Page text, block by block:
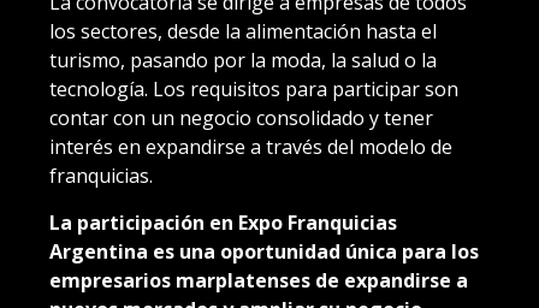
los sectores, desde la alimentación hasta el
turismo, pasando por la moda, la salud o la
tecnología. Los requisitos para participar son
contar con un negocio consolidado y tener
interés en expandirse a través del modelo de
franquicias.
La participación en Expo Franquicias
Argentina es una oportunidad única para los
empresarios marplatenses de expandirse a